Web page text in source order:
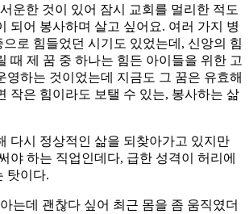
운한 것이 있어 잠시 교회를 멀리한 적도
되어 봉사하며 살고 싶어요. 여러 가지 병
로 힘들었던 시기도 있었는데, 신앙의 힘
때 제 꿈 중 하나는 힘든 아이들을 위한 고
영하는 것이었는데 지금도 그 꿈은 유효해
작은 힘이라도 보탤 수 있는, 봉사하는 삶
다시 정상적인 삶을 되찾아가고 있지만
야 하는 직업인데다, 급한 성격이 허리에
탓이다.
는데 괜찮다 싶어 최근 몸을 좀 움직였더